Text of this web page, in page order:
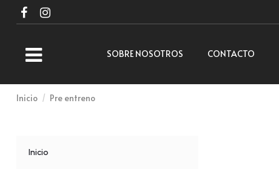
SOBRE NOSOTROS CONTACTO
Inicio Pre entreno
Inicio